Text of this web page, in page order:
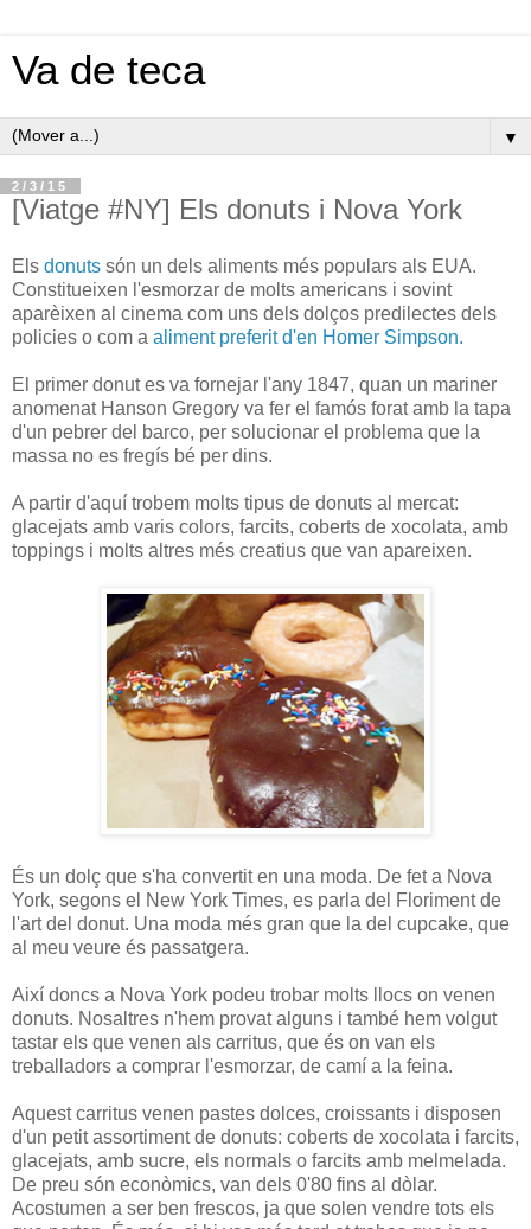
Va de teca
▼
2/3/15
[Viatge #NY] Els donuts i Nova York
Els donuts són un dels aliments més populars als EUA.
Constitueixen l'esmorzar de molts americans i sovint
aparèixen al cinema com uns dels dolços predilectes dels
policies o com a aliment preferit d'en Homer Simpson.
El primer donut es va fornejar l'any 1847, quan un mariner
anomenat Hanson Gregory va fer el famós forat amb la tapa
d'un pebrer del barco, per solucionar el problema que la
massa no es fregís bé per dins.
A partir d'aquí trobem molts tipus de donuts al mercat:
glacejats amb varis colors, farcits, coberts de xocolata, amb
toppings i molts altres més creatius que van apareixen.
És un dolç que s'ha convertit en una moda. De fet a Nova
York, segons el New York Times, es parla del Floriment de
l'art del donut. Una moda més gran que la del cupcake, que
al meu veure és passatgera.
Així doncs a Nova York podeu trobar molts llocs on venen
donuts. Nosaltres n'hem provat alguns i també hem volgut
tastar els que venen als carritus, que és on van els
treballadors a comprar l'esmorzar, de camí a la feina.
Aquest carritus venen pastes dolces, croissants i disposen
d'un petit assortiment de donuts: coberts de xocolata i farcits,
glacejats, amb sucre, els normals o farcits amb melmelada.
De preu són econòmics, van dels 0'80 fins al dòlar.
Acostumen a ser ben frescos, ja que solen vendre tots els